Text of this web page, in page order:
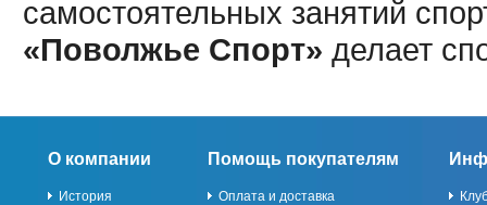
самостоятельных занятий
«Поволжье Спорт» делает
О компании
История
Помощь покупателям
Оплата и доставка